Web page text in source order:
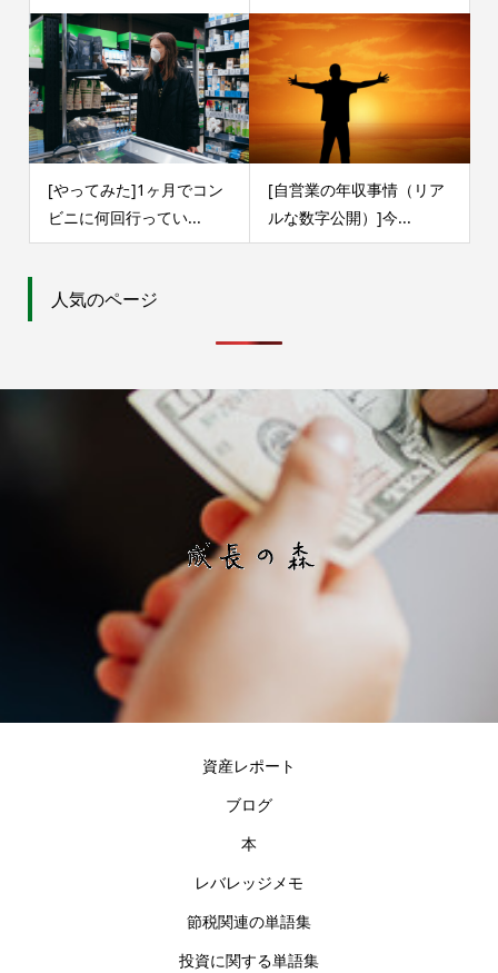
[やってみた]1ヶ月でコン
ビニに何回行ってい...
[自営業の年収事情（リア
ルな数字公開）]今...
人気のページ
資産レポート
ブログ
本
レバレッジメモ
節税関連の単語集
投資に関する単語集